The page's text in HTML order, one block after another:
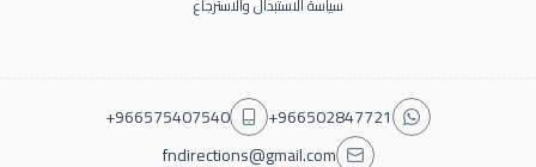
+966502847721
+966575407540
fndirections@gmail.com